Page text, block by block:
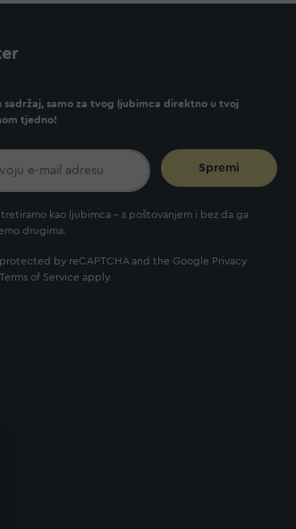
sadržaj, samo za tvog ljubimca direktno u tvoj
tjedno!
Spremi
tretiramo kao ljubimca - s poštovanjem i bez da ga
drugima.
by reCAPTCHA and the Google Privacy
Terms of Service apply.